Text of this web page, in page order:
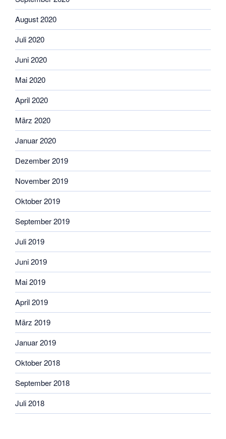
August 2020
Juli 2020
Juni 2020
Mai 2020
April 2020
März 2020
Januar 2020
Dezember 2019
November 2019
Oktober 2019
September 2019
Juli 2019
Juni 2019
Mai 2019
April 2019
März 2019
Januar 2019
Oktober 2018
September 2018
Juli 2018